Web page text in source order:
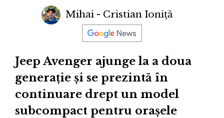
Mihai - Cristian Ioniță
Jeep Avenger ajunge la a doua
generație și se prezintă în
continuare drept un model
subcompact pentru orașele